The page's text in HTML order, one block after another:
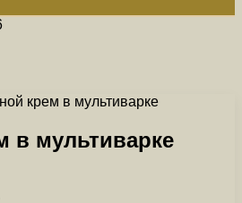
крем в мультиварке
в мультиварке